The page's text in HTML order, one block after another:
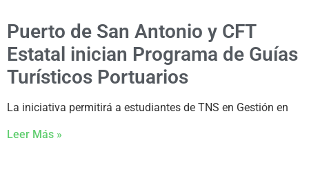
Puerto de San Antonio y CFT
Estatal inician Programa de Guías
Turísticos Portuarios
La iniciativa permitirá a estudiantes de TNS en Gestión en
Leer Más »